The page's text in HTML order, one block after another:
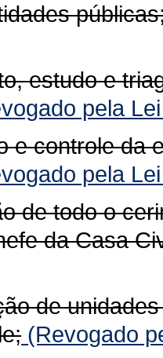
estudo e
pela
e controle da
pela
de todo o
da Casa
de
(Revogado